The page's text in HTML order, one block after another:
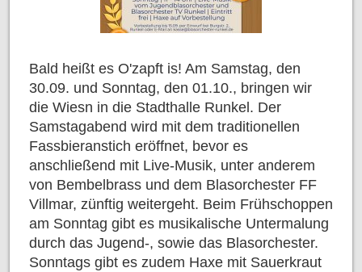
Bald heißt es O'zapft is! Am Samstag, den
30.09. und Sonntag, den 01.10., bringen wir
die Wiesn in die Stadthalle Runkel. Der
Samstagabend wird mit dem traditionellen
Fassbieranstich eröffnet, bevor es
anschließend mit Live-Musik, unter anderem
von Bembelbrass und dem Blasorchester FF
Villmar, zünftig weitergeht. Beim Frühschoppen
am Sonntag gibt es musikalische Untermalung
durch das Jugend-, sowie das Blasorchester.
Sonntags gibt es zudem Haxe mit Sauerkraut